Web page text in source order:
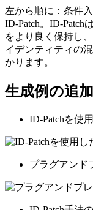
左から順に：条件入
ID-Patch。ID-Patch
をより良く保持し
イデンティティの
かります。
生成例の追加
ID-Patchを使
プラグアンド